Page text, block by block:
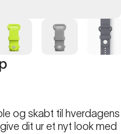
og skabt til hverdagens
dit ur et nyt look med